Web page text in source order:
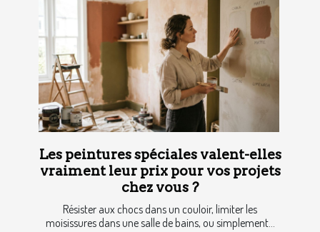
Les peintures spéciales valent-elles
vraiment leur prix pour vos projets
chez vous ?
Résister aux chocs dans un couloir, limiter les
moisissures dans une salle de bains, ou simplement...